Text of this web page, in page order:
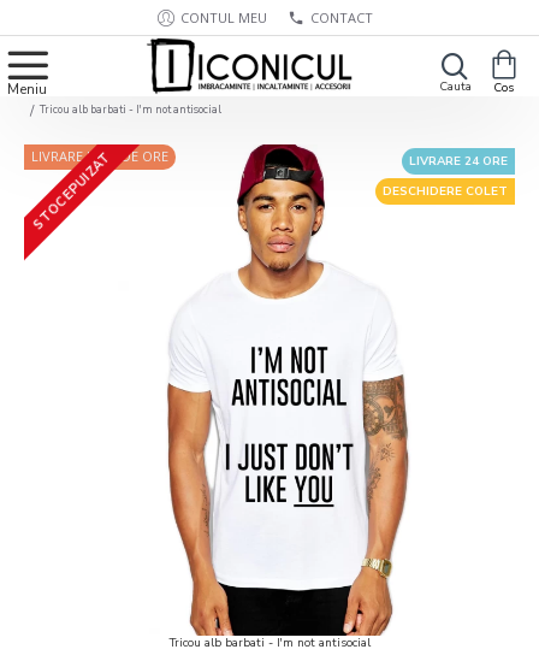
CONTUL MEU CONTACT
Tricou alb barbati - I'm not antisocial
DESCHIDERE COLET
LIVRARE 24 ORE
LIVRARE IN 24 DE ORE
STOC EPUIZAT
Tricou alb barbati - I'm not antisocial